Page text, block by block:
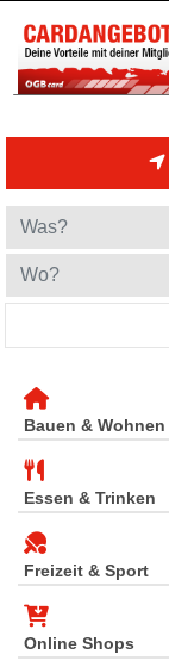
Bauen & Wohnen
Essen & Trinken
Freizeit & Sport
Online Shops